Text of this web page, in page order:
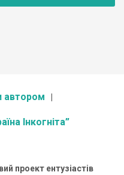
автором
Інкогніта”
проект ентузіастів